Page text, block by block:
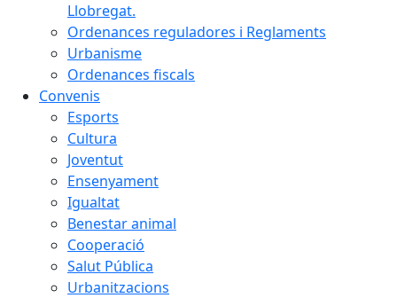
Llobregat.
Ordenances reguladores i Reglaments
Urbanisme
Ordenances fiscals
Convenis
Esports
Cultura
Joventut
Ensenyament
Igualtat
Benestar animal
Cooperació
Salut Pública
Urbanitzacions